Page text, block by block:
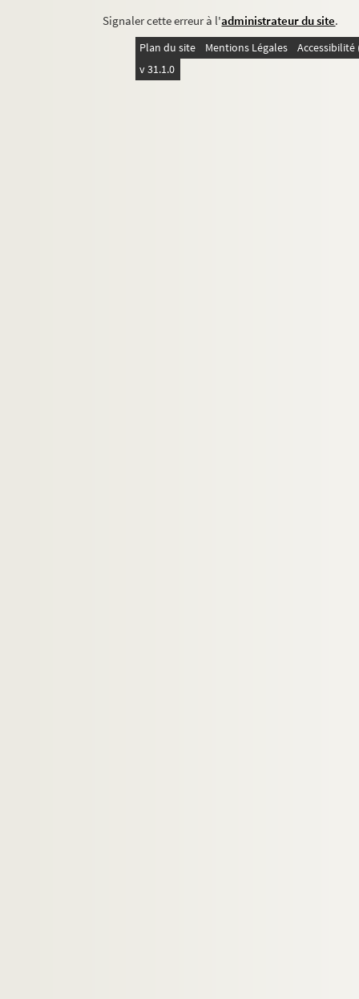
Signaler cette erreur à l'administrateur du site.
Plan du site Mentions Légales
v 31.1.0